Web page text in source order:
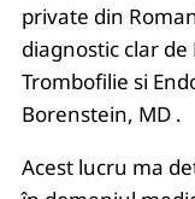
private din
diagnostic clar
Trombofilie si
Borenstein, MD .
Acest lucru ma